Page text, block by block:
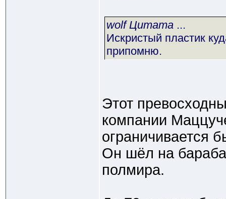
wolf Цитата ...
Искристый пластик
припомню.
Этот
компании
ограничивается
Он шёл на
полмира.